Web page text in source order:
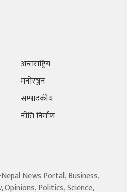
अन्तराष्ट्रिय
मनोरञ्जन
सम्पादकीय
नीति निर्माण
News Portal, Business,
Politics, Science,